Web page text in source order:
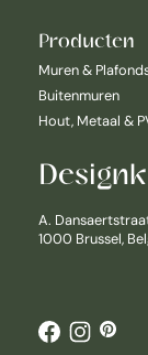
Producten
Muren &
Buitenmuren
Hout, Metaal &
A.
1000 Brussel,